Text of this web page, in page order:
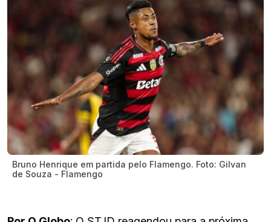
Bruno Henrique em partida pelo Flamengo. Foto: Gilvan
de Souza - Flamengo